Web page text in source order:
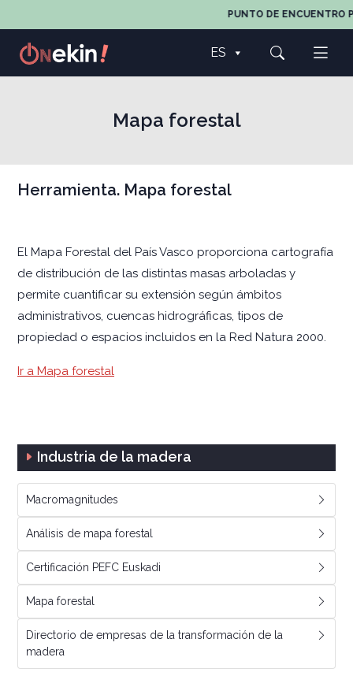
PUNTO DE ENCUENTRO
ES
Mapa forestal
Herramienta. Mapa forestal
El Mapa Forestal del País Vasco proporciona cartografía
de distribución de las distintas masas arboladas y
permite cuantificar su extensión según ámbitos
administrativos, cuencas hidrográficas, tipos de
propiedad o espacios incluidos en la Red Natura 2000.
Ir a Mapa forestal
Industria de la madera
Macromagnitudes
Análisis de mapa forestal
Certificación PEFC Euskadi
Mapa forestal
Directorio de empresas de la transformación de la
madera